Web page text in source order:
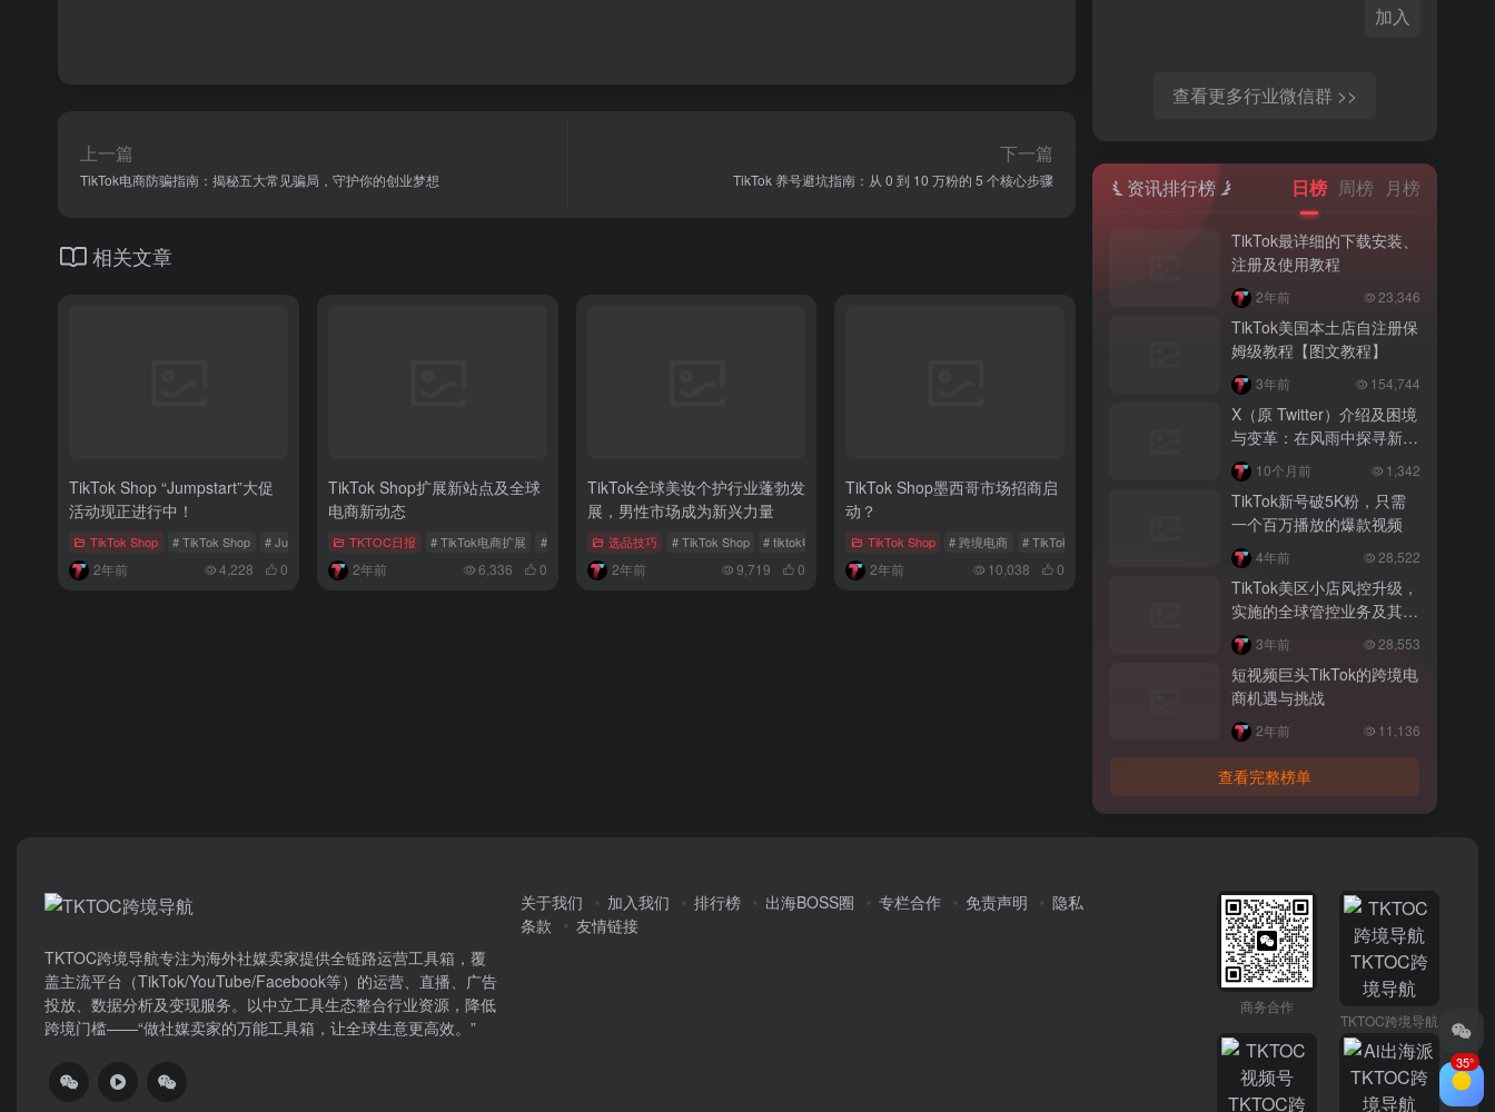
上一篇
TikTok电商防骗指南：揭秘五大常见骗局，守护你的创业梦想
下一篇
TikTok 养号避坑指南：从 0 到 10 万粉的 5 个核心步骤
相关文章
TikTok Shop “Jumpstart”大促
活动现正进行中！
TikTok Shop # TikTok Shop # Jumpstart大促 # TikTok营销节点
2年前 4,228 0
TikTok Shop扩展新站点及全球
电商新动态
TKTOC日报 # TikTok电商扩展 # TikTok扶持计划 # 菲律宾站点
2年前 6,336 0
TikTok全球美妆个护行业蓬勃发
展，男性市场成为新兴力量
选品技巧 # TikTok Shop # tiktok电商 # TikTok美国市场
2年前 9,719 0
TikTok Shop墨西哥市场招商启
动？
TikTok Shop # 跨境电商 # TikTok Shop招商
2年前 10,038 0
加入
查看更多行业微信群 >>
资讯排行榜 日榜 周榜 月榜
TikTok最详细的下载安装、
注册及使用教程
2年前 23,346
TikTok美国本土店自注册保
姆级教程【图文教程】
3年前 154,744
X（原 Twitter）介绍及困境
与变革：在风雨中探寻新出
路 10个月前 1,342
TikTok新号破5K粉，只需
一个百万播放的爆款视频
4年前 28,522
TikTok美区小店风控升级，
实施的全球管控业务及其要
求解读3年前 28,553
短视频巨头TikTok的跨境电
商机遇与挑战
2年前 11,136
查看完整榜单
TKTOC跨境导航​专注为海外社媒卖家提供全链路运营工具箱，覆
盖主流平台（TikTok/YouTube/Facebook等）​的运营、直播、广告
投放、数据分析及变现服务。以中立工具生态整合行业资源，降低
跨境门槛——“做社媒卖家的万能工具箱，让全球生意更高效。”
关于我们 加入我们 排行榜 出海BOSS圈 专栏合作 免责声明
隐私
条款
友情链接
商务合作
TKTOC跨境导航
35°